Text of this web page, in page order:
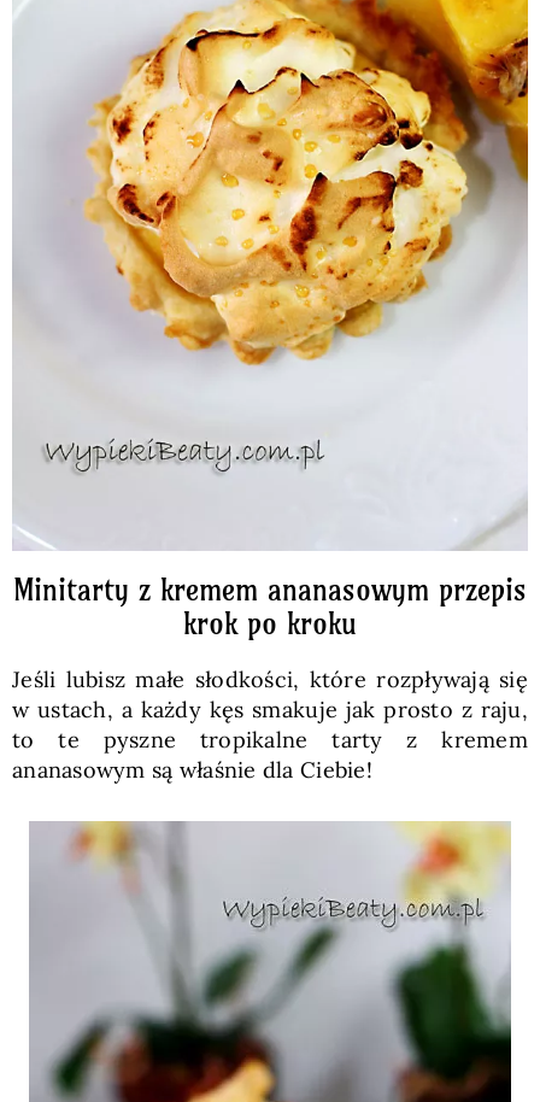
Minitarty z kremem ananasowym przepis
krok po kroku
Jeśli lubisz małe słodkości, które rozpływają się
w ustach, a każdy kęs smakuje jak prosto z raju,
to te pyszne tropikalne tarty z kremem
ananasowym są właśnie dla Ciebie!